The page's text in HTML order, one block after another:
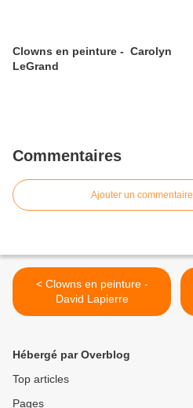
Clowns en peinture - Carolyn
LeGrand
Commentaires
Ajouter un commentaire
< Clowns en peinture -
David Lapierre
Hébergé par Overblog
Top articles
Pages